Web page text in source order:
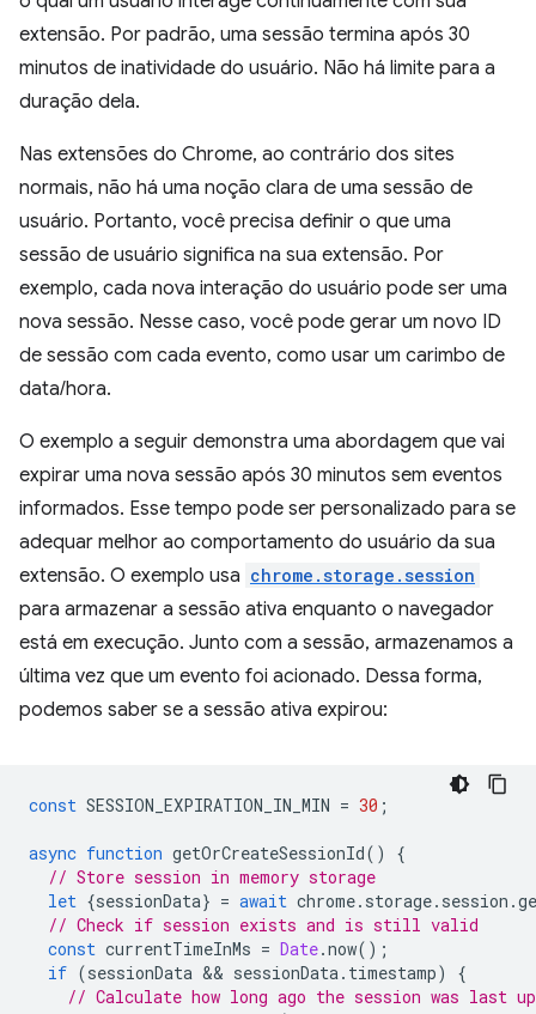
extensão. Por padrão, uma sessão termina após 30
minutos de inatividade do usuário. Não há limite para a
duração dela.
Nas extensões do Chrome, ao contrário dos sites
normais, não há uma noção clara de uma sessão de
usuário. Portanto, você precisa definir o que uma
sessão de usuário significa na sua extensão. Por
exemplo, cada nova interação do usuário pode ser uma
nova sessão. Nesse caso, você pode gerar um novo ID
de sessão com cada evento, como usar um carimbo de
data/hora.
O exemplo a seguir demonstra uma abordagem que vai
expirar uma nova sessão após 30 minutos sem eventos
informados. Esse tempo pode ser personalizado para se
adequar melhor ao comportamento do usuário da sua
extensão. O exemplo usa chrome.storage.session
para armazenar a sessão ativa enquanto o navegador
está em execução. Junto com a sessão, armazenamos a
última vez que um evento foi acionado. Dessa forma,
podemos saber se a sessão ativa expirou:
const SESSION_EXPIRATION_IN_MIN = 30 ;
async function getOrCreateSessionId()
{
// Store session in memory storage
let {sessionData} = await chrome. storage. session .
// Check if session exists and is still valid
const currentTimeInMs = Date.now();
if (sessionData && sessionData. timestamp)
{
// Calculate how long ago the session was last